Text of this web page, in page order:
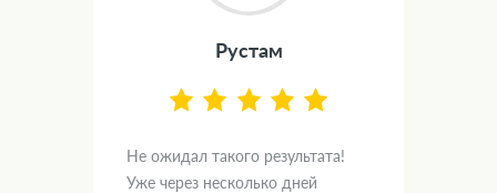
Рустам
Не ожидал такого результата!
Уже через несколько дней